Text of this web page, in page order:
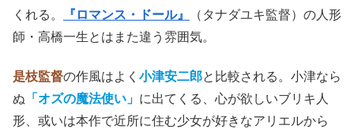
くれる。
『ロマンス・ドール』
（タナダユキ監督）の人形
師・高橋一生とはまた違う雰囲気。
是枝監督の作風はよく 小津安二郎と比較される。小津なら
ぬ 「オズの魔法使い」 に出てくる、心が欲しいブリキ人
形、或いは本作で近所に住む少女が好きなアリエルから